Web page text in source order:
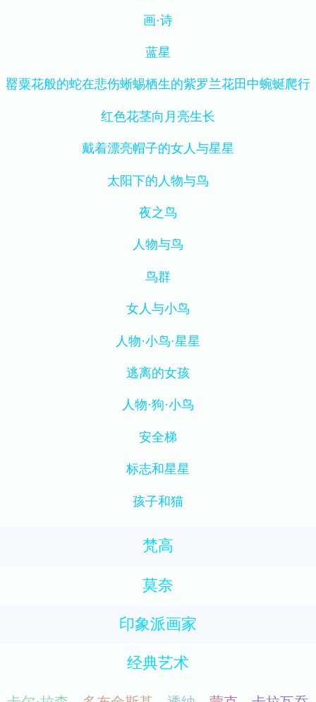
画·诗
蓝星
罂粟花般的蛇在悲伤蜥蜴栖生的紫罗兰花田中蜿蜒爬行
红色花茎向月亮生长
戴着漂亮帽子的女人与星星
太阳下的人物与鸟
夜之鸟
人物与鸟
鸟群
女人与小鸟
人物·小鸟·星星
逃离的女孩
人物·狗·小鸟
安全梯
标志和星星
孩子和猫
梵高
莫奈
印象派画家
经典艺术